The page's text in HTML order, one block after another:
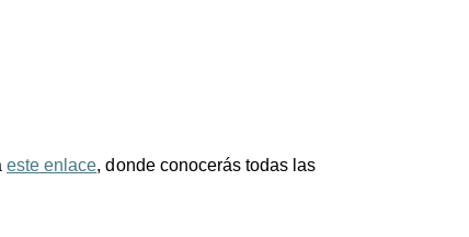
este enlace, donde conocerás todas las